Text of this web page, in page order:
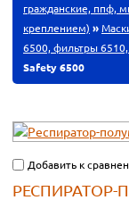
гражданские, ппф,
креплением) »
6500, фильтры
Safety 6500
Добавить к
РЕСПИРАТОР-